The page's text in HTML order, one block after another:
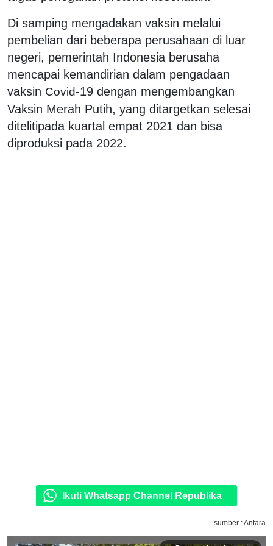
Di samping mengadakan vaksin melalui
pembelian dari beberapa perusahaan di luar
negeri, pemerintah Indonesia berusaha
mencapai kemandirian dalam pengadaan
vaksin Covid-19 dengan mengembangkan
Vaksin Merah Putih, yang ditargetkan selesai
ditelitipada kuartal empat 2021 dan bisa
diproduksi pada 2022.
Ikuti Whatsapp Channel Republika
sumber : Antara